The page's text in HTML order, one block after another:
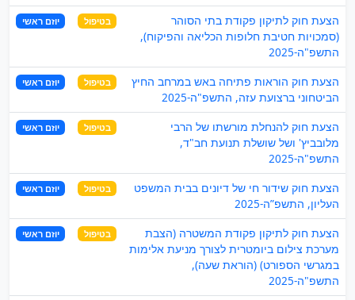
הצעת חוק לתיקון פקודת בתי הסוהר
(סמכויות חטיבת חלופות הכליאה והפיקוח),
התשפ"ה-2025
בטיפול יוזם ראשי
הצעת חוק הוראות פתיחה באש במרחב החיץ
הביטחוני ברצועת עזה, התשפ"ה-2025
בטיפול יוזם ראשי
הצעת חוק להנחלת מורשתו של הרבי
מלובביץ' ושל שושלת תנועת חב"ד,
התשפ"ה-2025
בטיפול יוזם ראשי
הצעת חוק שידור חי של דיונים בבית המשפט
העליון, התשפ”ה-2025
בטיפול יוזם ראשי
הצעת חוק לתיקון פקודת המשטרה (הצבת
מערכת צילום ביומטרית לצורך מניעת אלימות
במגרשי הספורט) (הוראת שעה),
התשפ"ה-2025
בטיפול יוזם ראשי